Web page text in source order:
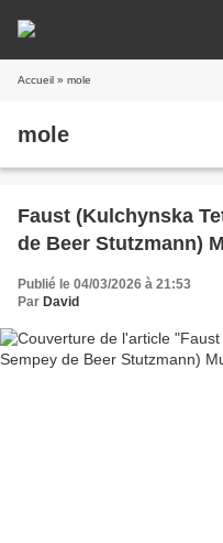
Accueil » mole
mole
Faust (Kulchynska
de Beer Stutzmann)
Publié le 04/03/2026 à 21:53
Par David